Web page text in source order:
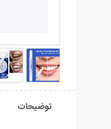
توضیحات